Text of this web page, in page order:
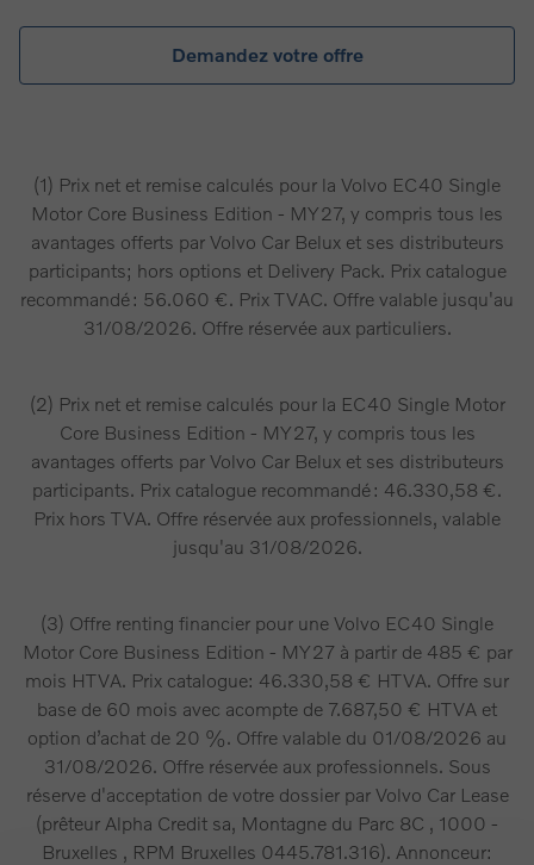
Demandez votre offre
(1) Prix net et remise calculés pour la Volvo EC40 Single
Motor Core Business Edition - MY27, y compris tous les
avantages offerts par Volvo Car Belux et ses distributeurs
participants; hors options et Delivery Pack. Prix catalogue
recommandé : 56.060 €. Prix TVAC. Offre valable jusqu'au
31/08/2026. Offre réservée aux particuliers.
(2) Prix net et remise calculés pour la EC40 Single Motor
Core Business Edition - MY27, y compris tous les
avantages offerts par Volvo Car Belux et ses distributeurs
participants. Prix catalogue recommandé : 46.330,58 €.
Prix hors TVA. Offre réservée aux professionnels, valable
jusqu'au 31/08/2026.
(3) Offre renting financier pour une Volvo EC40 Single
Motor Core Business Edition - MY27 à partir de 485 € par
mois HTVA. Prix catalogue: 46.330,58 € HTVA. Offre sur
base de 60 mois avec acompte de 7.687,50 € HTVA et
option d’achat de 20 %. Offre valable du 01/08/2026 au
31/08/2026. Offre réservée aux professionnels. Sous
réserve d'acceptation de votre dossier par Volvo Car Lease
(prêteur Alpha Credit sa, Montagne du Parc 8C , 1000 -
Bruxelles , RPM Bruxelles 0445.781.316). Annonceur: